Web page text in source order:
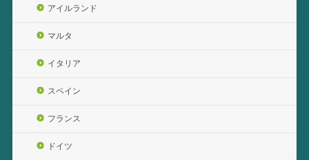
アイルランド
マルタ
イタリア
スペイン
フランス
ドイツ